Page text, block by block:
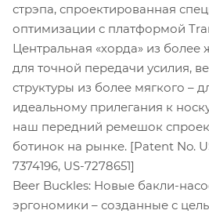
стрэпа, спроектированная
оптимизации с платформой
Центральная «хорда» из более
для точной передачи усилия,
структуры из более мягкого –
идеальному прилегания к
наш передний ремешок
ботинок на рынке. [Patent No.
7374196, US-7278651]
Beer Buckles: Новые бакли-
эргономики – созданные с